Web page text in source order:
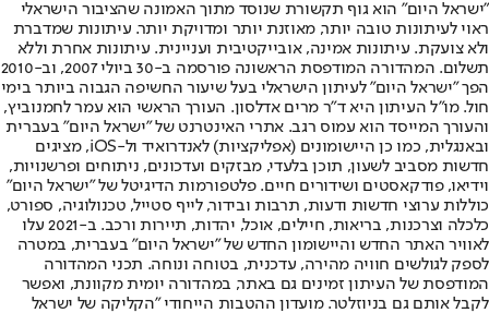
"ישראל היום" הוא גוף תקשורת שנוסד מתוך האמונה שהציבור הישראלי
ראוי לעיתונות טובה יותר, מאוזנת יותר ומדויקת יותר. עיתונות שמדברת
ולא צועקת. עיתונות אמינה, אובייקטיבית ועניינית. עיתונות אחרת וללא
תשלום. המהדורה המודפסת הראשונה פורסמה ב-30 ביולי 2007, וב-2010
הפך "ישראל היום" לעיתון הישראלי בעל שיעור החשיפה הגבוה ביותר בימי
חול. מו"ל העיתון היא ד"ר מרים אדלסון. העורך הראשי הוא עמר לחמנוביץ,
והעורך המייסד הוא עמוס רגב. אתרי האינטרנט של "ישראל היום" בעברית
ובאנגלית, כמו כן היישומונים (אפליקציות) לאנדרואיד ול-iOS, מציגים
חדשות מסביב לשעון, תוכן בלעדי, מבזקים ועדכונים, ניתוחים ופרשנויות,
וידיאו, פודקאסטים ושידורים חיים. פלטפורמות הדיגיטל של "ישראל היום"
כוללות ערוצי חדשות ודעות, תרבות ובידור, לייף סטייל, טכנולוגיה, ספורט,
כלכלה וצרכנות, בריאות, חיילים, אוכל, יהדות, תיירות ורכב. ב-2021 עלו
לאוויר האתר החדש והיישומון החדש של "ישראל היום" בעברית, במטרה
לספק לגולשים חוויה מהירה, עדכנית, בטוחה ונוחה. תכני המהדורה
המודפסת של העיתון זמינים גם באתר, במהדורה יומית מקוונת, ואפשר
לקבל אותם גם בניוזלטר. מועדון ההטבות הייחודי "הקליקה של ישראל